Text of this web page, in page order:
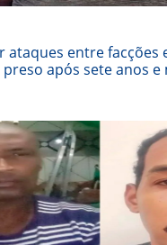
ataques entre facções
após sete anos e